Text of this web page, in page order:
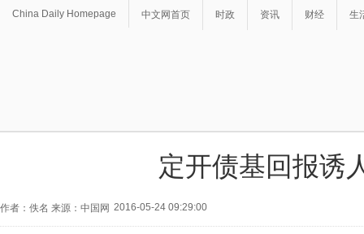
China Daily Homepage 中文网首页 时政 资讯 财经 生
定开债基回报诱
作者：佚名 来源：中国网 2016-05-24 09:29:00